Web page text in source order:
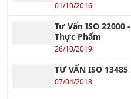
01/10/2016
Tư Vấn ISO 22000
Thực Phẩm
26/10/2019
TƯ VẤN ISO 13485
07/04/2018